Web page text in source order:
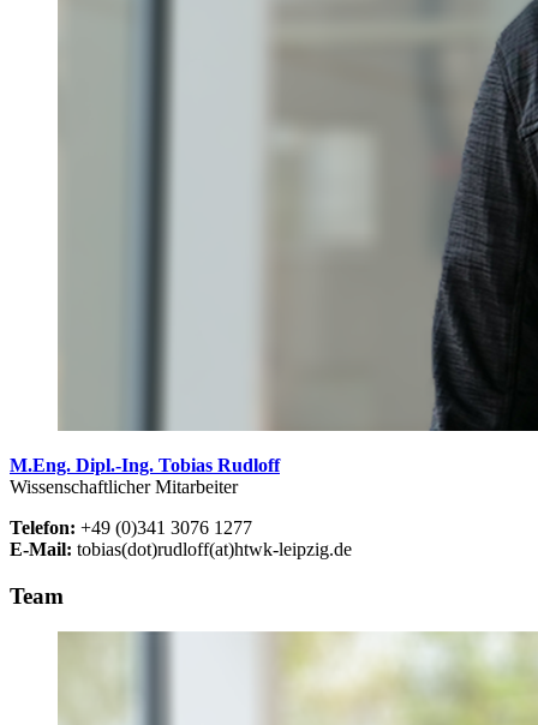
M.Eng. Dipl.-Ing. Tobias Rudloff
Wissenschaftlicher Mitarbeiter
Telefon: +49 (0)341 3076 1277
E-Mail: tobias(dot)rudloff(at)htwk-leipzig.de
Team